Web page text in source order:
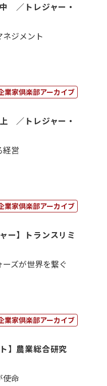
／トレジャー・
ネジメント
業家倶楽部アーカイブ
／トレジャー・
経営
業家倶楽部アーカイブ
ー】トランスリミ
ズが世界を繋ぐ
業家倶楽部アーカイブ
】農業総合研究
使命